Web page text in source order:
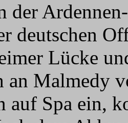
der
deutschen
Lücke
an Malmedy
auf Spa ein,